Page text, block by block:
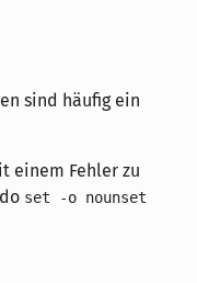
sind häufig ein
einem Fehler zu
set -o nounset